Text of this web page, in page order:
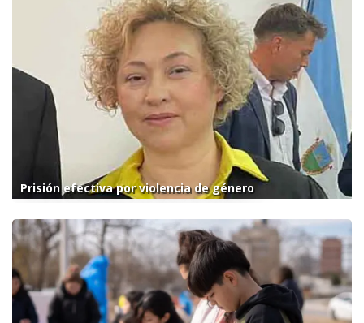
Prisión efectiva por violencia de género